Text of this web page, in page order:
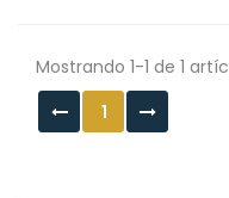
Mostrando 1-1 de 1
1